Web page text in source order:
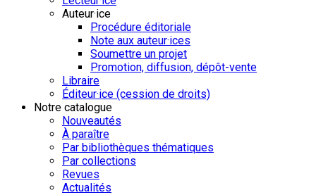
Auteur·ice
Procédure éditoriale
Note aux auteur·ices
Soumettre un projet
Promotion, diffusion, dépôt-vente
Libraire
Éditeur·ice (cession de droits)
Notre catalogue
Nouveautés
À paraître
Par bibliothèques thématiques
Par collections
Revues
Actualités